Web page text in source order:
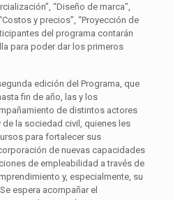
“Diseño de marca”,
y precios”, “Proyección de
del programa contarán
para poder dar los primeros
edición del Programa, que
fin de año, las y los
de distintos actores
la sociedad civil, quienes les
para fortalecer sus
de nuevas capacidades
de empleabilidad a través de
y, especialmente, su
espera acompañar el